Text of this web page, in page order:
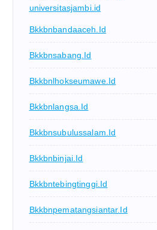
universitasjambi.id
Bkkbnbandaaceh.id
Bkkbnsabang.id
Bkkbnlhokseumawe.id
Bkkbnlangsa.id
Bkkbnsubulussalam.id
Bkkbnbinjai.id
Bkkbntebingtinggi.id
Bkkbnpematangsiantar.id